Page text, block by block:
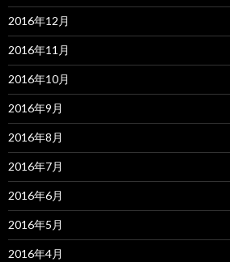
2016年12月
2016年11月
2016年10月
2016年9月
2016年8月
2016年7月
2016年6月
2016年5月
2016年4月